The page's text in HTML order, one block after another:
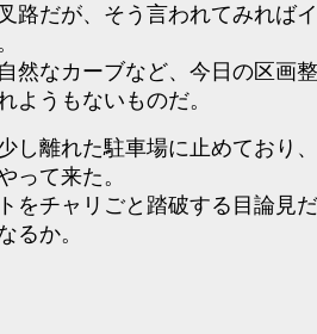
路だが、そう言われてみれば
然なカーブなど、今日の区画
ようもないものだ。
し離れた駐車場に止めており
って来た。
をチャリごと踏破する目論見
るか。